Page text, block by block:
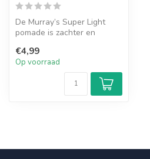
De Murray’s Super Light
pomade is zachter en
voor de...
€4,99
Op voorraad